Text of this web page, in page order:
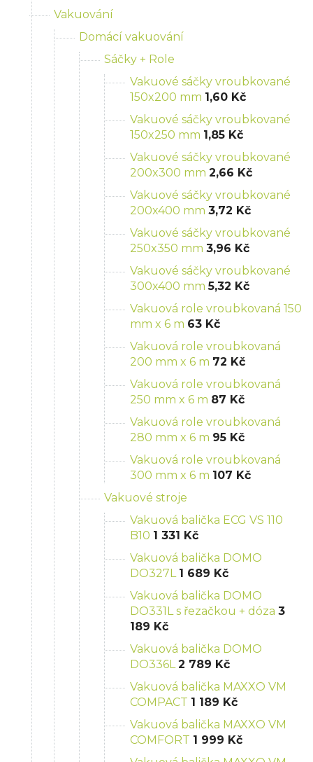
Vakuování
Domácí vakuování
Sáčky + Role
Vakuové sáčky vroubkované
150x200 mm 1,60 Kč
Vakuové sáčky vroubkované
150x250 mm 1,85 Kč
Vakuové sáčky vroubkované
200x300 mm 2,66 Kč
Vakuové sáčky vroubkované
200x400 mm 3,72 Kč
Vakuové sáčky vroubkované
250x350 mm 3,96 Kč
Vakuové sáčky vroubkované
300x400 mm 5,32 Kč
Vakuová role vroubkovaná 150
mm x 6 m 63 Kč
Vakuová role vroubkovaná
200 mm x 6 m 72 Kč
Vakuová role vroubkovaná
250 mm x 6 m 87 Kč
Vakuová role vroubkovaná
280 mm x 6 m 95 Kč
Vakuová role vroubkovaná
300 mm x 6 m 107 Kč
Vakuové stroje
Vakuová balička ECG VS 110
B10 1 331 Kč
Vakuová balička DOMO
DO327L 1 689 Kč
Vakuová balička DOMO
DO331L s řezačkou + dóza 3
189 Kč
Vakuová balička DOMO
DO336L 2 789 Kč
Vakuová balička MAXXO VM
COMPACT 1 189 Kč
Vakuová balička MAXXO VM
COMFORT 1 999 Kč